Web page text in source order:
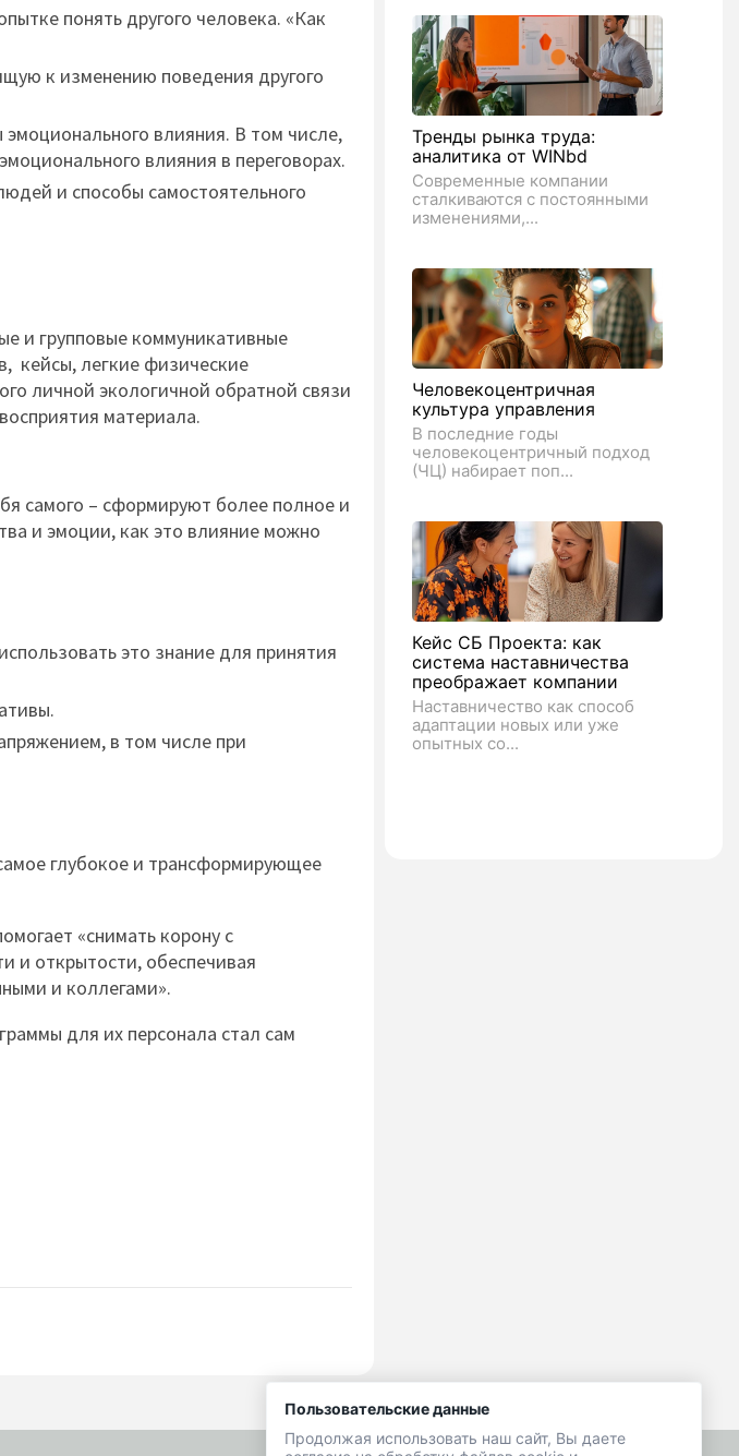
понять другого человека. «Как
к изменению поведения другого
влияния. В том числе,
влияния в переговорах.
и способы самостоятельного
и групповые коммуникативные
кейсы, легкие физические
личной экологичной обратной связи
материала.
самого – сформируют более полное и
и эмоции, как это влияние можно
это знание для принятия
в том числе при
глубокое и трансформирующее
«снимать корону с
и открытости, обеспечивая
и коллегами».
для их персонала стал сам
Тренды рынка труда:
аналитика от WINbd
Современные компании
сталкиваются с постоянными
изменениями,...
Человекоцентричная
культура управления
В последние годы
человекоцентричный подход
(ЧЦ) набирает поп...
Кейс СБ Проекта: как
система наставничества
преображает компании
Наставничество как способ
адаптации новых или уже
опытных со...
Пользовательские данные
Продолжая использовать наш сайт, Вы даете